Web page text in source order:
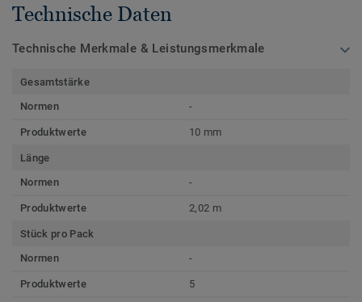
Technische Daten
Technische Merkmale & Leistungsmerkmale
Gesamtstärke
Normen
-
Produktwerte 10 mm
Länge
Normen
-
Produktwerte 2,02 m
Stück pro Pack
Normen
-
Produktwerte 5